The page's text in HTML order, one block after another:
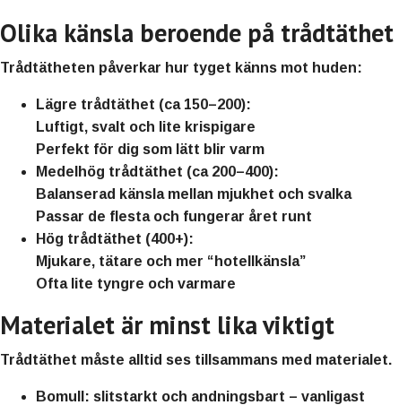
Olika känsla beroende på trådtäthet
Trådtätheten påverkar hur tyget känns mot huden:
Lägre trådtäthet (ca 150–200):
Luftigt, svalt och lite krispigare
Perfekt för dig som lätt blir varm
Medelhög trådtäthet (ca 200–400):
Balanserad känsla mellan mjukhet och svalka
Passar de flesta och fungerar året runt
Hög trådtäthet (400+):
Mjukare, tätare och mer “hotellkänsla”
Ofta lite tyngre och varmare
Materialet är minst lika viktigt
Trådtäthet måste alltid ses tillsammans med materialet.
Bomull: slitstarkt och andningsbart – vanligast